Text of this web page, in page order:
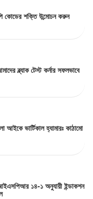
কোডের শক্তি উন্মোচন করুন
ব্ল্যাক টেস্ট কর্নার সফলভাবে
ভার্টিকাল হ্যামারঃ কাঠামো
১৪-১ অনুযায়ী ইন্ডাকশন